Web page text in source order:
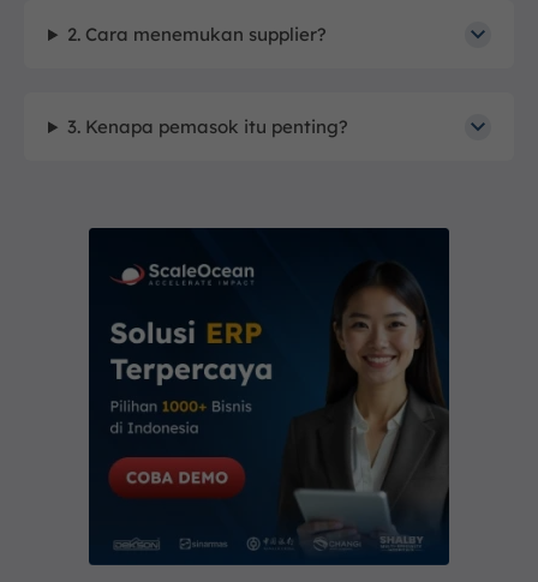
2. Cara menemukan supplier?
3. Kenapa pemasok itu penting?